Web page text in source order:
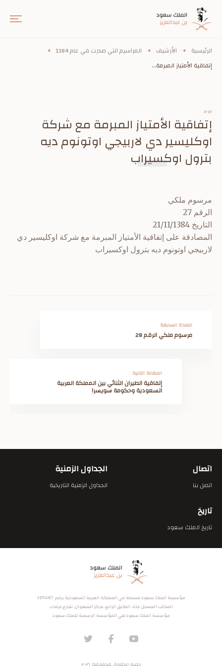
الرئيسية الأرشيف
المراسيم التي صدرت في عام 1384
إتفاقية الأمتياز المبرمة...
٢٠١٢
إتفاقية الأمتياز المبرمة مع شركة
اوكليسير دي لاربيجي اوتونوم ديه
بترول اوكسيراب
مرسوم ملكي
الرقم 27
التاريخ 21/11/1384
المصادقة على إتفاقية الأمتياز المبرمة مع شركة اوكليسير دي
لاربيجي اوتونوم ديه بترول اوكسيراب
المادة السابقة
مرسوم ملكي الرقم 28
المقالة التالية
إتفاقية الطيران الثنائي بين المملكة العربية
السعودية وحكومة سويسرا
اتصال
اتصل بنا
الجداول الزمنية
الجداول الزمنية التاريخية
تاريخ
تاريخ الملك سعود
مؤسسة الملك سعود مسجلة في المملكة العربية السعودية برقم ٧٤٩٣٤٦٠
المكتب المسجل: جدة، الطابق الرابع، مركز الشهوان، شارع عرفات
مؤسسة الملك سعود هي المؤسسة الرسمية للملك سعود.